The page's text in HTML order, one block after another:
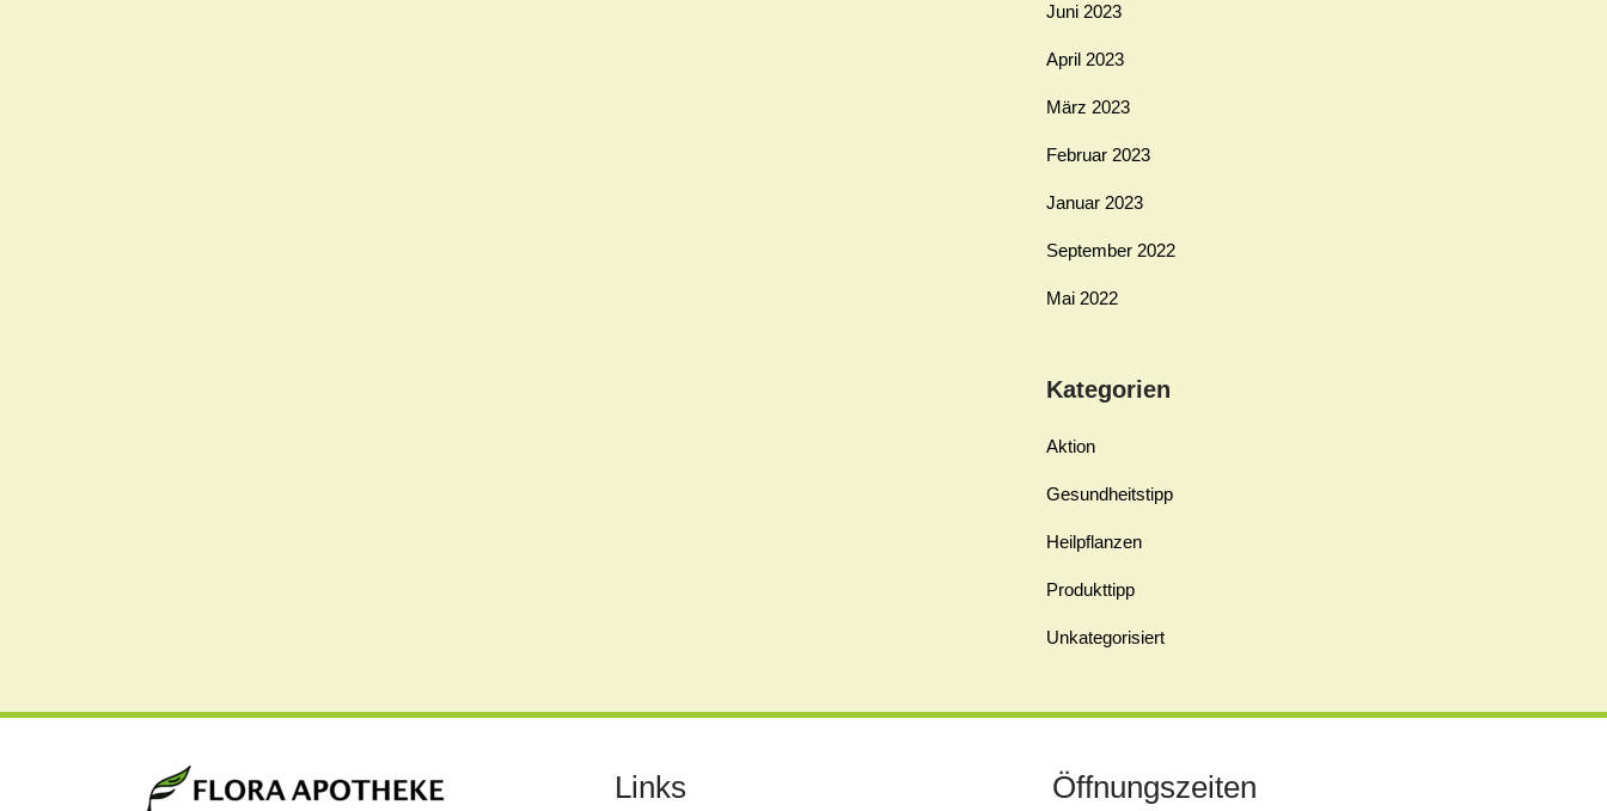
Juni 2023
April 2023
März 2023
Februar 2023
Januar 2023
September 2022
Mai 2022
Kategorien
Aktion
Gesundheitstipp
Heilpflanzen
Produkttipp
Unkategorisiert
Links Öffnungszeiten